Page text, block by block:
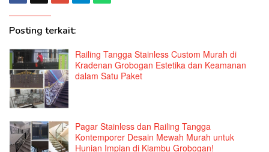
Posting terkait:
Railing Tangga Stainless Custom Murah di
Kradenan Grobogan Estetika dan Keamanan
dalam Satu Paket
Pagar Stainless dan Railing Tangga
Kontemporer Desain Mewah Murah untuk
Hunian Impian di Klambu Grobogan!